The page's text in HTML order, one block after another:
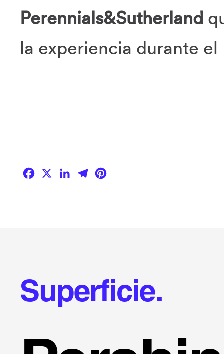
Perennials&Sutherland
la experiencia durante el
Facebook
X LinkedIn
Telegram
Superficie.